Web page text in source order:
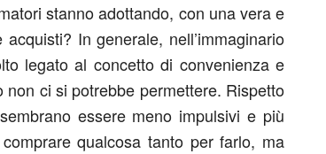
stanno adottando, con una vera e
In generale, nell’immaginario
legato al concetto di convenienza e
ci si potrebbe permettere. Rispetto
essere meno impulsivi e più
qualcosa tanto per farlo, ma